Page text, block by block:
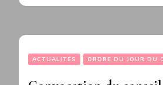
ACTUALITÉS ORDRE DU JOUR DU